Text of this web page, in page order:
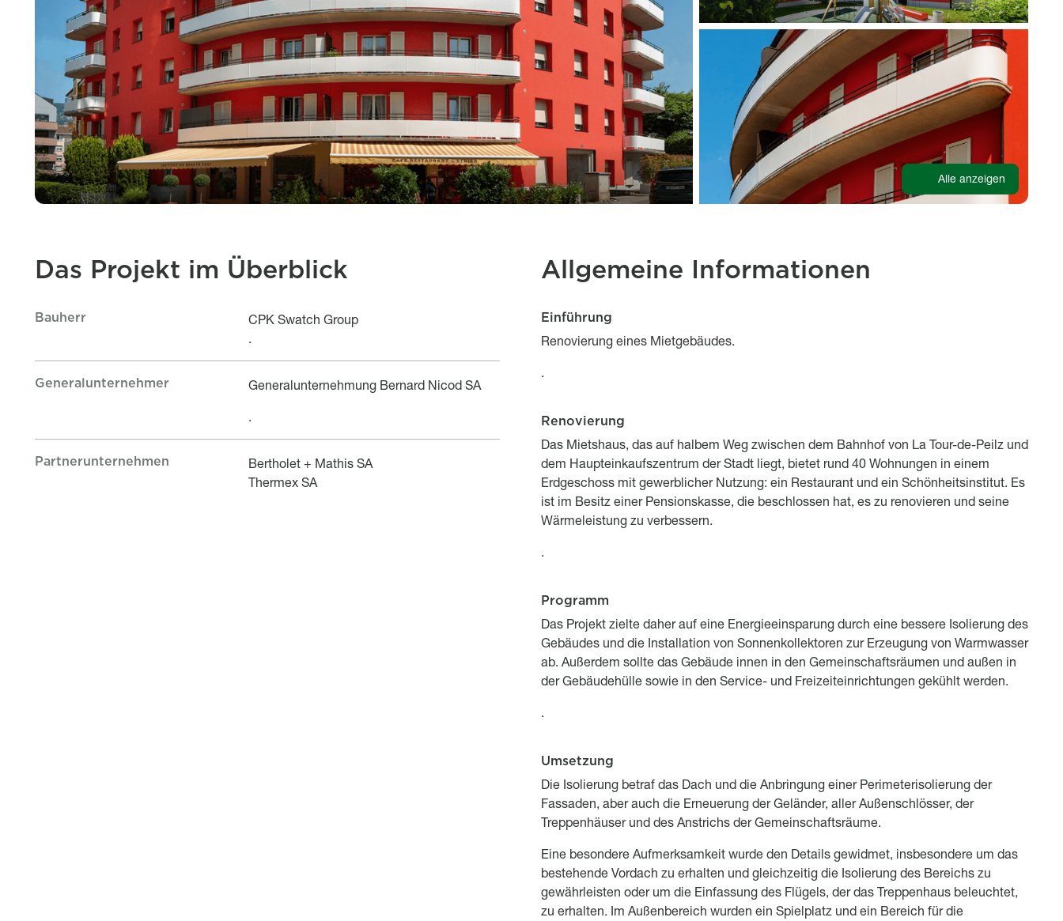
Alle anzeigen
Das Projekt im Überblick
Le projet en bref
Titre
Bauherr Description
CPK Swatch Group
.
Titre
Generalunternehmer Description
Generalunternehmung Bernard Nicod SA
.
Titre
Partnerunternehmen Description
Bertholet + Mathis SA
Thermex SA
Allgemeine Informationen
Description
Titre
Einführung
Description
Renovierung eines Mietgebäudes.
.
Titre
Renovierung
Description
Das Mietshaus, das auf halbem Weg zwischen dem Bahnhof von La Tour-de-Peilz und
dem Haupteinkaufszentrum der Stadt liegt, bietet rund 40 Wohnungen in einem
Erdgeschoss mit gewerblicher Nutzung: ein Restaurant und ein Schönheitsinstitut. Es
ist im Besitz einer Pensionskasse, die beschlossen hat, es zu renovieren und seine
Wärmeleistung zu verbessern.
.
Titre
Programm
Description
Das Projekt zielte daher auf eine Energieeinsparung durch eine bessere Isolierung des
Gebäudes und die Installation von Sonnenkollektoren zur Erzeugung von Warmwasser
ab. Außerdem sollte das Gebäude innen in den Gemeinschaftsräumen und außen in
der Gebäudehülle sowie in den Service- und Freizeiteinrichtungen gekühlt werden.
.
Titre
Umsetzung
Description
Die Isolierung betraf das Dach und die Anbringung einer Perimeterisolierung der
Fassaden, aber auch die Erneuerung der Geländer, aller Außenschlösser, der
Treppenhäuser und des Anstrichs der Gemeinschaftsräume.
Eine besondere Aufmerksamkeit wurde den Details gewidmet, insbesondere um das
bestehende Vordach zu erhalten und gleichzeitig die Isolierung des Bereichs zu
gewährleisten oder um die Einfassung des Flügels, der das Treppenhaus beleuchtet,
zu erhalten. Im Außenbereich wurden ein Spielplatz und ein Bereich für die